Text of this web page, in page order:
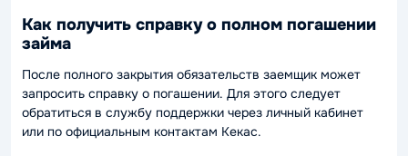
Как получить справку о полном погашении
займа
После полного закрытия обязательств заемщик может
запросить справку о погашении. Для этого следует
обратиться в службу поддержки через личный кабинет
или по официальным контактам Кекас.